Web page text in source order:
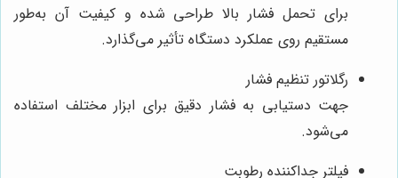
برای تحمل فشار بالا طراحی شده و کیفیت آن به‌طور
مستقیم روی عملکرد دستگاه تأثیر می‌گذارد.
رگلاتور تنظیم فشار
جهت دستیابی به فشار دقیق برای ابزار مختلف استفاده
می‌شود.
فیلتر جداکننده رطوبت